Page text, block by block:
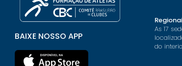
BAIXE NOSSO APP
As 17
do